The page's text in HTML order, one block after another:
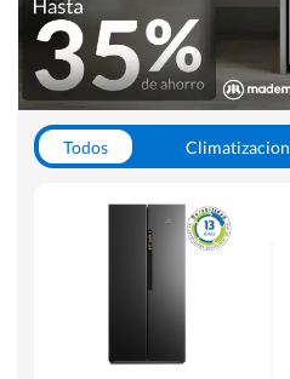
Todos Climatizacion
Hornos y Microondas